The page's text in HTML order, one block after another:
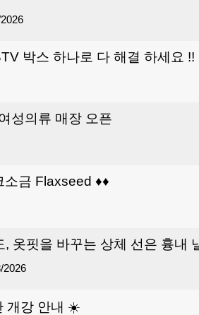
박스 하나로 다 해결 하세요 !!
성의류 매장 오픈
소금 Flaxseed ♦️♦️
, 옷핏을 바꾸는 상체 선은 흉내
2026
개강 안내 ☀️